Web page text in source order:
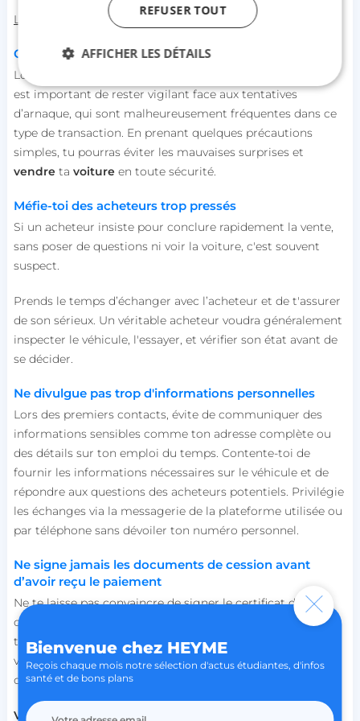
L’assurance auto qui te couvre le mieux
Quelques précautions pour éviter les arnaques
Lorsque tu décides de
est important de rester vigilant face aux tentatives
d’arnaque, qui sont malheureusement fréquentes dans ce
type de transaction. En prenant quelques précautions
simples, tu pourras éviter les mauvaises surprises et
vendreta voitureen toute sécurité.
Méfie-toi des acheteurs trop pressés
Si un acheteur insiste pour conclure rapidement la vente,
sans poser de questions ni voir la voiture, c'est souvent
suspect.
Prends le temps d’échanger avec l’acheteur et de t'assurer
de son sérieux. Un véritable acheteur voudra généralement
inspecter le véhicule, l'essayer, et vérifier son état avant de
se décider.
Ne divulgue pas trop d'informations personnelles
Lors des premiers contacts, évite de communiquer des
informations sensibles comme ton adresse complète ou
des détails sur ton emploi du temps. Contente-toi de
fournir les informations nécessaires sur le véhicule et de
répondre aux questions des acheteurs potentiels. Privilégie
les échanges via la messagerie de la plateforme utilisée ou
par téléphone sans dévoiler ton numéro personnel.
Ne signe jamais les documents de cession avant
d’avoir reçu le paiement
Ne te laisse pas convaincre de signer le certificat de
cession avant d'avoir effectivement reçu le paiement sur
ton compte bancaire. Une fois le document signé, la
voiture n’est plus officiellement à toi, ce qui peut
compliquer les choses en cas de litige.
Vendretavoituretoi-même demande certains efforts,
Bienvenue chez HEYME
Reçois chaque mois notre sélection d'actus étudiantes, d'infos
santé et de bons plans
REFUSER TOUT
AFFICHER LES DÉTAILS
Strictement nécessaires
Performance
Ciblage
Fonctionnalité Non classifiés
Les cookies strictement nécessaires habilitent des
comptes. Le site Web ne peut pas être utilisé
correctement sans les cookies strictement
nécessaires.
lccst accounts.livechat.com
lccid accounts.livechat.com
persistid
heyme.care
to_event_consent_id
.heyme.care
.linkedin.com
X-AB
Politique de confidentialité de
Google